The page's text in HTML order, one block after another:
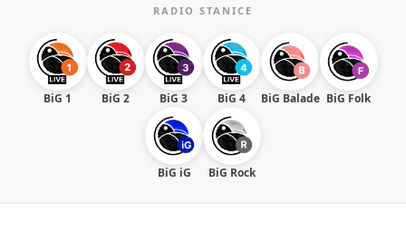
RADIO STANICE
BiG 1 BiG 2 BiG 3 BiG 4 BiG Balade BiG Folk
BiG iG BiG Rock